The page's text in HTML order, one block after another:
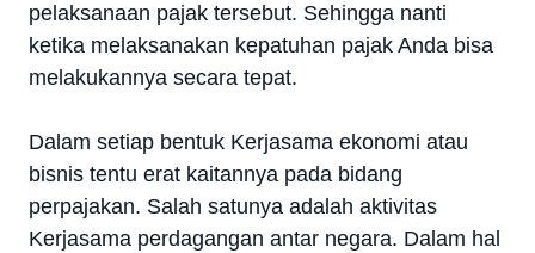
pelaksanaan pajak tersebut. Sehingga nanti
ketika melaksanakan kepatuhan pajak Anda bisa
melakukannya secara tepat.
Dalam setiap bentuk Kerjasama ekonomi atau
bisnis tentu erat kaitannya pada bidang
perpajakan. Salah satunya adalah aktivitas
Kerjasama perdagangan antar negara. Dalam hal